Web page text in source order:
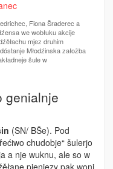
Fiona Šraderec a
we wobłuku akcije
mjez druhim
Młodźinska załožba
šule w
genialnje
(SN/ BŠe). Pod
chudobje“ šulerjo
a nje wuknu, ale so w